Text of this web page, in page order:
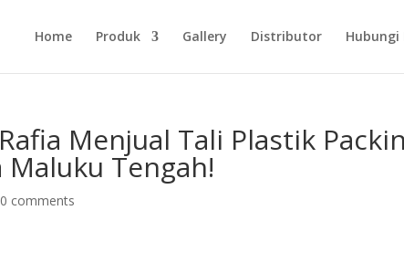
Home Produk Gallery Distributor Hubungi
Menjual Tali Plastik
Tengah!
0 comments